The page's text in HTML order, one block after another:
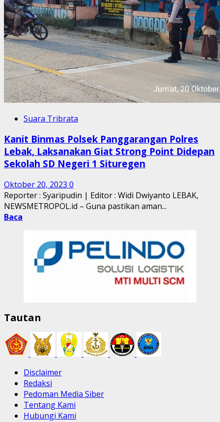
Suara Tribrata
Kanit Binmas Polsek Panggarangan Polres
Lebak, Laksanakan Giat Strong Point Didepan
Sekolah SD Negeri 1 Situregen
Oktober 20, 2023 0
Reporter : Syaripudin | Editor : Widi Dwiyanto LEBAK,
NEWSMETROPOL.id – Guna pastikan aman...
Baca
Tautan
Disclaimer
Redaksi
Pedoman Media Siber
Tentang Kami
Hubungi Kami